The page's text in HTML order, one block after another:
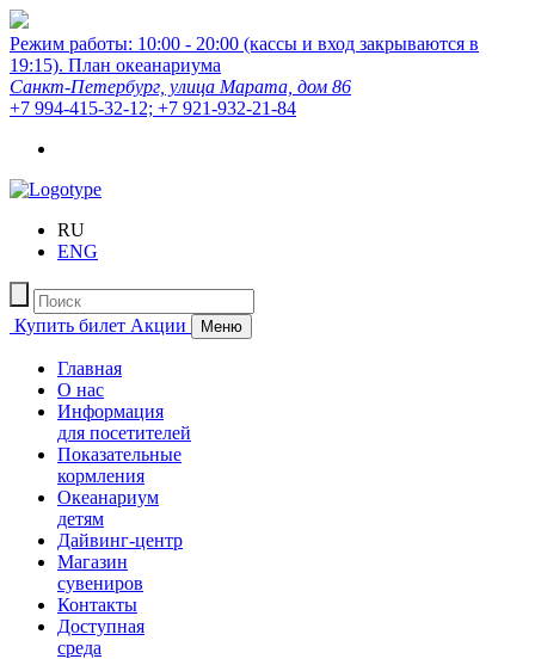
Режим работы: 10:00 - 20:00 (кассы и вход закрываются в
19:15). План океанариума
Санкт-Петербург, улица Марата, дом 86
+7 994-415-32-12; +7 921-932-21-84
RU
ENG
Купить билет Акции Меню
Главная
О нас
Информация
для посетителей
Показательные
кормления
Океанариум
детям
Дайвинг-центр
Магазин
сувениров
Контакты
Доступная
среда